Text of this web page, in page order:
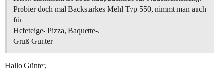
Probier doch mal Backstarkes Mehl Typ 550, nimmt man auch
für
Hefeteige- Pizza, Baquette-.
Gruß Günter
Hallo Günter,